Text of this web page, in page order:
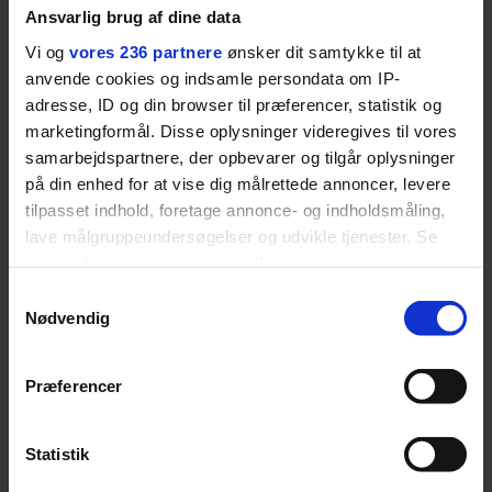
Ansvarlig brug af dine data
Vi og vores 236 partnere ønsker dit samtykke til at
anvende cookies og indsamle persondata om IP-
adresse, ID og din browser til præferencer, statistik og
marketingformål. Disse oplysninger videregives til vores
samarbejdspartnere, der opbevarer og tilgår oplysninger
på din enhed for at vise dig målrettede annoncer, levere
tilpasset indhold, foretage annonce- og indholdsmåling,
lave målgruppeundersøgelser og udvikle tjenester. Se
tilbage eller ændre indstillinger fra vores
"Cookiedeklaration", eller ved at trykke på "Privacy
Nødvendig
Præferencer
Statistik
LIVSSTIL
Dua Lipa har
opdatereret sin guide til
København. Og den er –
ikke overraskende –
ganske forudsigelig
NYHEDSBREV
Skriv dig op til
Euromans nyhedsbrev
her
midterbarn. Når min far
uvenner med min mor, var